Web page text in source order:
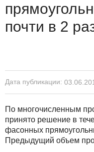
почти в 2
Дата публикации:
По многочисленным
принято решение в
фасонных
Предыдущий объем